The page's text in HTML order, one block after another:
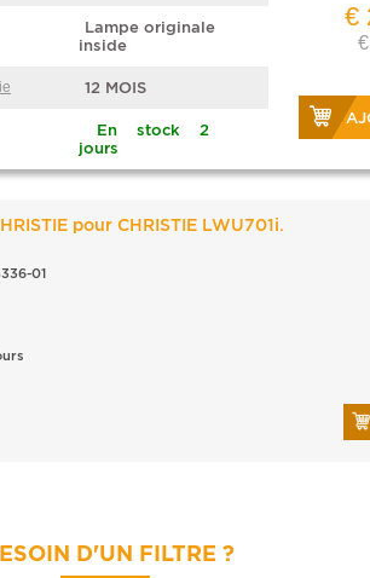
Lampe originale
inside
12 MOIS
En stock 2
jours
€
pour CHRISTIE LWU701i.
01
D'UN FILTRE ?